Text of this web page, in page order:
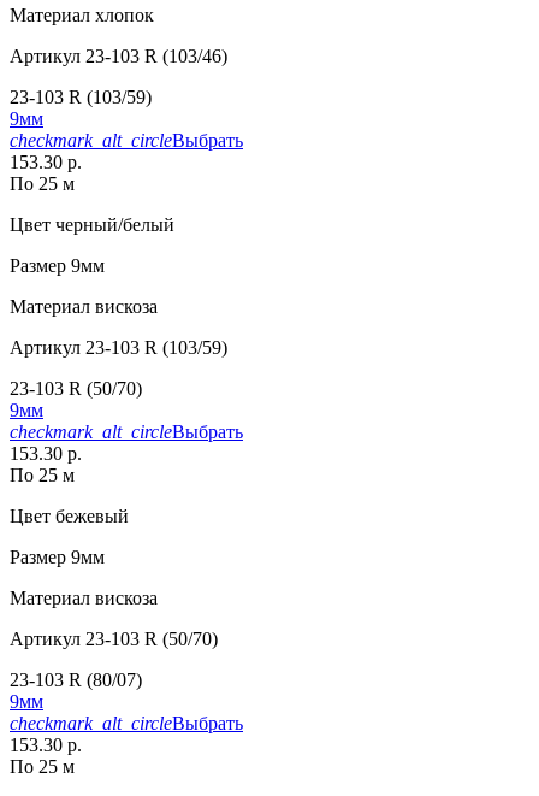
Материал хлопок
Артикул 23-103 R (103/46)
23-103 R (103/59)
9мм
checkmark_alt_circleВыбрать
153.30 р.
По 25 м
Цвет черный/белый
Размер 9мм
Материал вискоза
Артикул 23-103 R (103/59)
23-103 R (50/70)
9мм
checkmark_alt_circleВыбрать
153.30 р.
По 25 м
Цвет бежевый
Размер 9мм
Материал вискоза
Артикул 23-103 R (50/70)
23-103 R (80/07)
9мм
checkmark_alt_circleВыбрать
153.30 р.
По 25 м